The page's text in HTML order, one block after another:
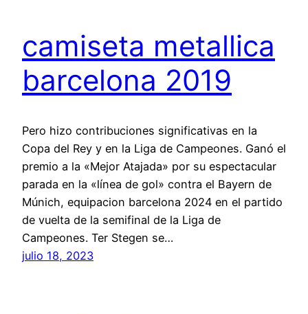
camiseta metallica
barcelona 2019
Pero hizo contribuciones significativas en la
Copa del Rey y en la Liga de Campeones. Ganó el
premio a la «Mejor Atajada» por su espectacular
parada en la «línea de gol» contra el Bayern de
Múnich, equipacion barcelona 2024 en el partido
de vuelta de la semifinal de la Liga de
Campeones. Ter Stegen se…
julio 18, 2023